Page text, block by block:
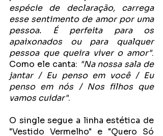
espécie de declaração, carrega
esse sentimento de amor por uma
pessoa. É perfeita para os
apaixonados ou para qualquer
pessoa que queira viver o amor".
Como ele canta: "Na nossa sala de
jantar / Eu penso em você / Eu
penso em nós / Nos filhos que
vamos cuidar".
O single segue a linha estética de
"Vestido Vermelho" e "Quero Só